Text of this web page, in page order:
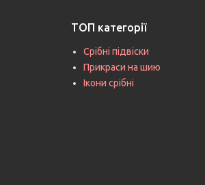
ТОП категорії
Срібні підвіски
Прикраси на шию
Ікони срібні